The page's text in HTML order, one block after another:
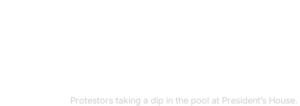
Protestors taking a dip in the pool at President’s House.